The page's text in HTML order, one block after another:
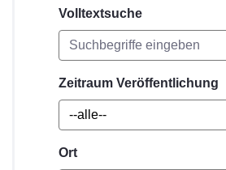
Volltextsuche
Zeitraum Veröffentlichung
Ort